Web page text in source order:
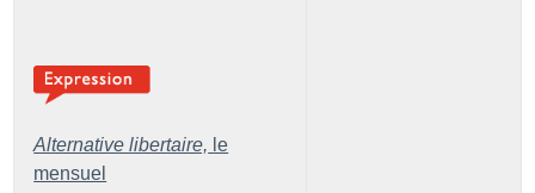
Alternative libertaire, le
mensuel